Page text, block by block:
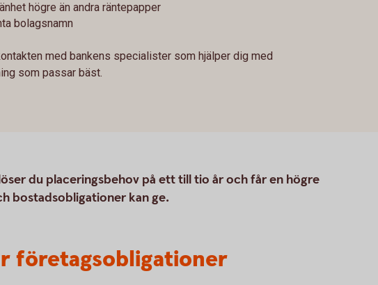
högre än andra räntepapper
bolagsnamn
med bankens specialister som hjälper dig med
som passar bäst.
du placeringsbehov på ett till tio år och får en högre
bostadsobligationer kan ge.
företagsobligationer